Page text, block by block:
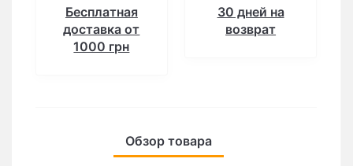
Бесплатная
доставка от
1000 грн
30 дней на
возврат
Обзор товара